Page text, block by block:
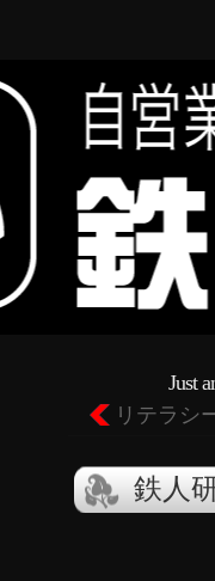
Just
リテラシ
鉄人